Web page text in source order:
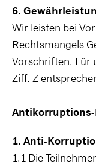
6.
Wir leisten bei
Rechtsmangels
Vorschriften. Für
Ziff. Z
1. Anti-
1.1 Die